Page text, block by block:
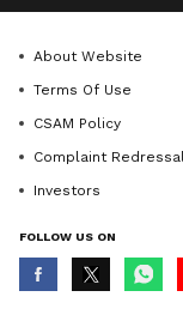
About Website
Terms Of Use
CSAM Policy
Complaint
Investors
FOLLOW US ON